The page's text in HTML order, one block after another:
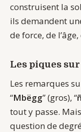
construisent la
ils demandent
de force, de
Les piques
Les remarques
“Mbëgg” (gros), “
tout y passe.
question de